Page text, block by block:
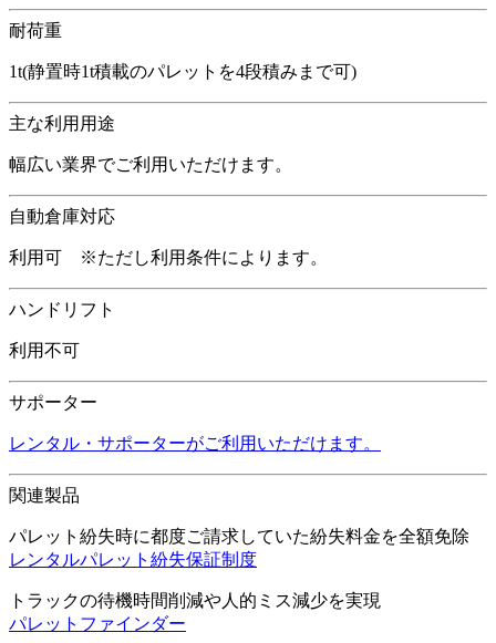
耐荷重
1t(静置時1t積載のパレットを4段積みまで可)
主な利用用途
幅広い業界でご利用いただけます。
自動倉庫対応
利用可 ※ただし利用条件によります。
ハンドリフト
利用不可
サポーター
レンタル・サポーターがご利用いただけます。
関連製品
パレット紛失時に都度ご請求していた紛失料金を全額免除
レンタルパレット紛失保証制度
トラックの待機時間削減や人的ミス減少を実現
パレットファインダー